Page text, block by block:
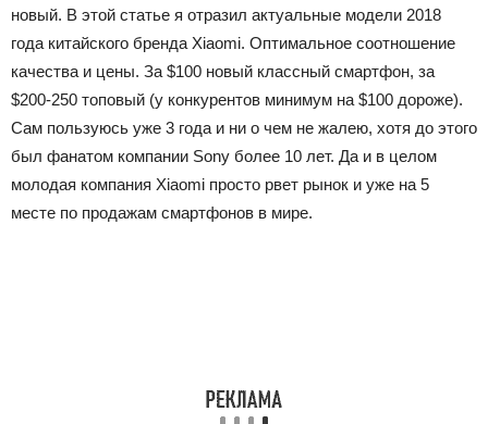
новый. В этой статье я отразил актуальные модели 2018
года китайского бренда Xiaomi. Оптимальное соотношение
качества и цены. За $100 новый классный смартфон, за
$200-250 топовый (у конкурентов минимум на $100 дороже).
Сам пользуюсь уже 3 года и ни о чем не жалею, хотя до этого
был фанатом компании Sony более 10 лет. Да и в целом
молодая компания Xiaomi просто рвет рынок и уже на 5
месте по продажам смартфонов в мире.